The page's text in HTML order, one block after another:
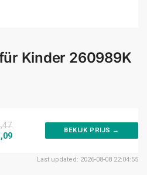
Kinder 260989K
BEKIJK PRIJS →
Last updated: 2026-08-08 22:04:55